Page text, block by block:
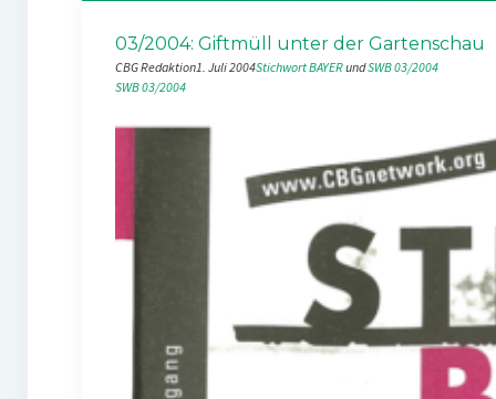
03/2004: Giftmüll unter der Gartenschau
CBG Redaktion1. Juli 2004Stichwort BAYER und SWB 03/2004
SWB 03/2004